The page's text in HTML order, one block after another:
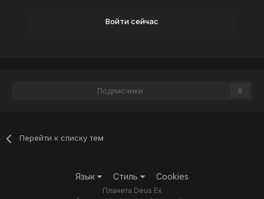
Войти сейчас
Подписчики 0
Перейти к списку тем
Язык Стиль Cookies
Планета Deus Ex